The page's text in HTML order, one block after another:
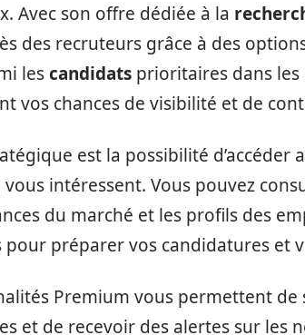
Avec son offre dédiée à la
des recruteurs grâce à des
lescandidats prioritaires dans les
vos chances de visibilité et de
est la possibilité
intéressent. Vous pouvez
du marché et les profils des
pour préparer vos candidatures et
Premium vous permettent de
et de recevoir des alertes sur les